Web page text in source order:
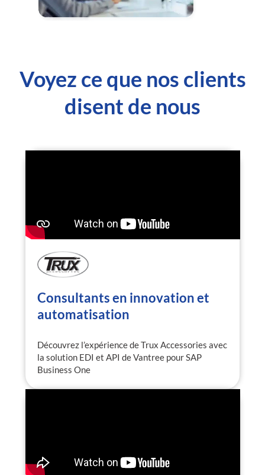
Voyez ce que nos clients
disent de nous
Consultants en innovation et
automatisation
Découvrez l’expérience de Trux Accessories avec
la solution EDI et API de Vantree pour SAP
Business One